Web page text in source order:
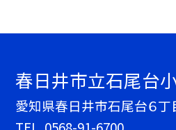
春日井市立石尾台
愛知県春日井市石尾台６丁